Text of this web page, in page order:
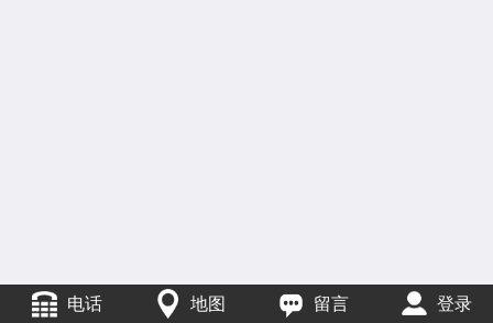
电话 地图 留言 登录